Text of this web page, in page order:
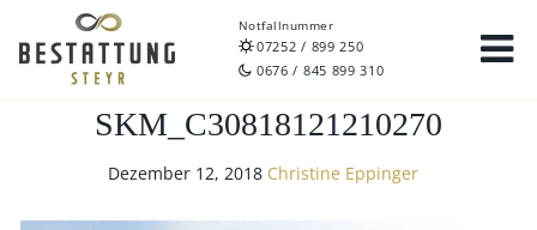
Notfallnummer
07252 / 899 250
0676 / 845 899 310
SKM_C30818121210270
Dezember 12, 2018 Christine Eppinger